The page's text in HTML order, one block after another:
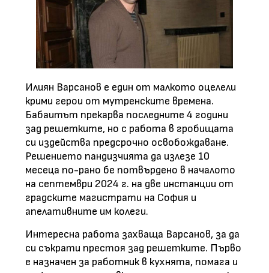
Илиян Варсанов е един от малкото оцелели
крими герои от мутренските времена.
Бабаитът прекарва последните 4 години
зад решетките, но с работа в гробищата
си издейства предсрочно освобождаване.
Решението пандизчията да излезе 10
месеца по-рано бе потвърдено в началото
на септември 2024 г. на две инстанции от
градските магистрати на София и
апелативните им колеги.
Интересна работа захваща Варсанов, за да
си съкрати престоя зад решетките. Първо
е назначен за работник в кухнята, помага и